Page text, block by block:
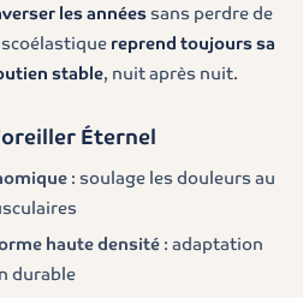
les annéessans perdre de
reprend toujours sa
stable, nuit après nuit.
Éternel
: soulage les douleurs au
haute densité: adaptation
durable